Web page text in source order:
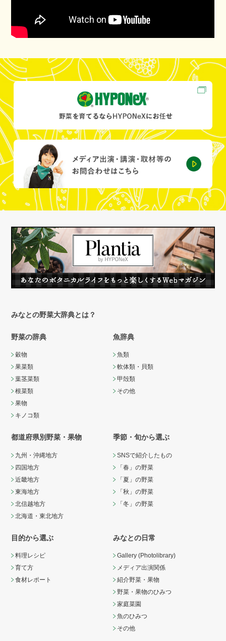
みなとの野菜大辞典とは？
野菜の辞典
穀物
果菜類
葉茎菜類
根菜類
果物
キノコ類
魚辞典
魚類
軟体類・貝類
甲殻類
その他
都道府県別野菜・果物
九州・沖縄地方
四国地方
近畿地方
東海地方
北信越地方
北海道・東北地方
季節・旬から選ぶ
SNSで紹介したもの
「春」の野菜
「夏」の野菜
「秋」の野菜
「冬」の野菜
目的から選ぶ
料理レシピ
育て方
食材レポート
みなとの日常
Gallery (Photolibrary)
メディア出演関係
紹介野菜・果物
野菜・果物のひみつ
家庭菜園
魚のひみつ
その他